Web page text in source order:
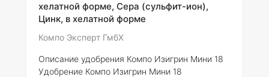
веществами в течение всего вегетационного
периода.Применение удобрения Компо
Изигрин Мини 15
использовать для различных культур. В
таблице ниже представлены рекомендуемые
дозы и особенности применения: | Культура
хелатной форме, Сера (сульфит-ион),
Цинк, в хелатной форме
Компо Эксперт ГмбХ
Описание удобрения Компо Изигрин Мини 18
Удобрение Компо Изигрин Мини 18